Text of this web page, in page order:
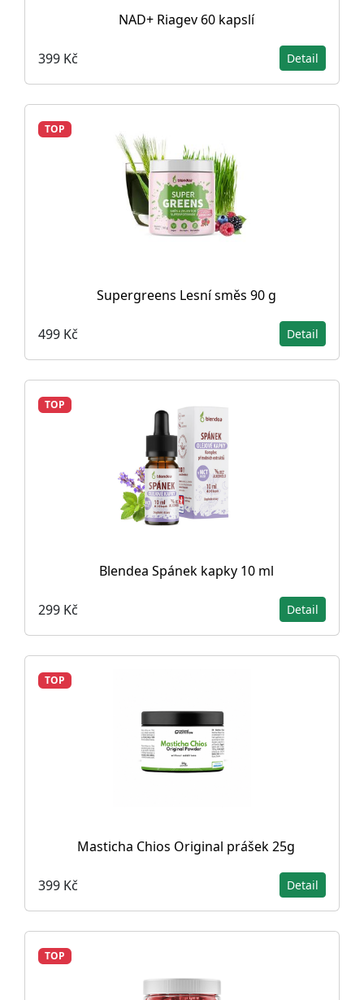
NAD+ Riagev 60 kapslí
399 Kč Detail
TOP
Supergreens Lesní směs 90 g
499 Kč Detail
TOP
Blendea Spánek kapky 10 ml
299 Kč Detail
TOP
Masticha Chios Original prášek 25g
399 Kč Detail
TOP